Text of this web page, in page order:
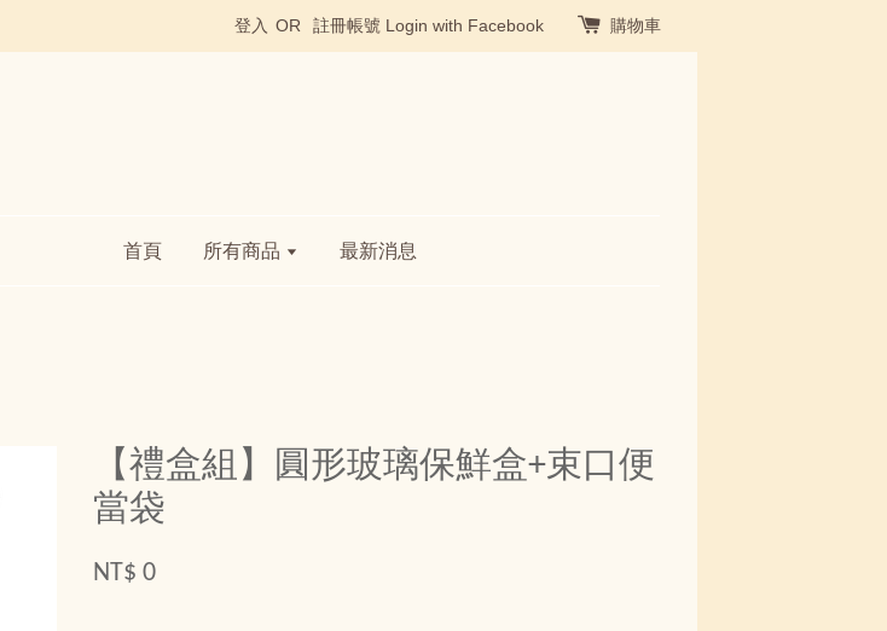
登入 OR 註冊帳號 Login with Facebook 購物車
首頁 所有商品 最新消息
【禮盒組】圓形玻璃保鮮盒+束口便
當袋
NT$ 0